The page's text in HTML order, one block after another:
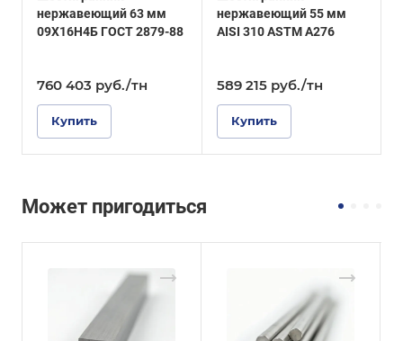
нержавеющий 63 мм
09Х16Н4Б ГОСТ 2879-88
760 403 руб./тн
Купить
нержавеющий 55 мм
AISI 310 ASTM A276
589 215 руб./тн
Купить
Может пригодиться